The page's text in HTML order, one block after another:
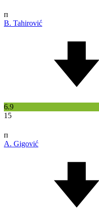
п
B. Tahirović
6.9
15
п
A. Gigović